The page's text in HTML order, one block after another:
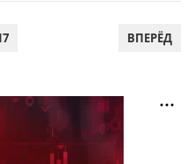
ВПЕРЁД